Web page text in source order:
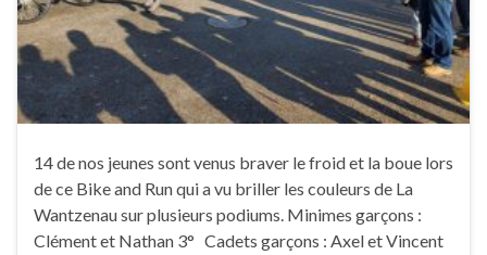
14 de nos jeunes sont venus braver le froid et la boue lors
de ce Bike and Run qui a vu briller les couleurs de La
Wantzenau sur plusieurs podiums. Minimes garçons :
Clément et Nathan 3° Cadets garçons : Axel et Vincent